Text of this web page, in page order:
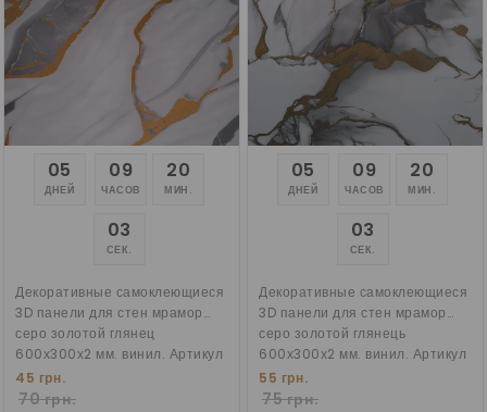
05
ДНЕЙ
09
ЧАСОВ
20
МИН.
02
СЕК.
Декоративные самоклеющиеся
3D панели для стен мрамор
серо золотой глянец
600х300х2 мм. винил. Артикул
F03
45 грн.
70 грн.
05
ДНЕЙ
09
ЧАСОВ
20
МИН.
02
СЕК.
Декоративные самоклеющиеся
3D панели для стен мрамор
серо золотой глянець
600х300х2 мм. винил. Артикул
F06
55 грн.
75 грн.